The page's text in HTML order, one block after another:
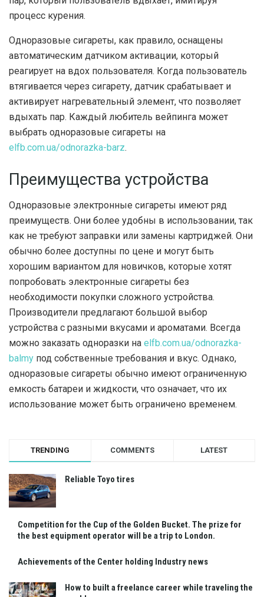
процесс курения.
Одноразовые сигареты, как правило, оснащены
автоматическим датчиком активации, который
реагирует на вдох пользователя. Когда пользователь
втягивается через сигарету, датчик срабатывает и
активирует нагревательный элемент, что позволяет
вдыхать пар. Каждый любитель вейпинга может
выбрать одноразовые сигареты на
elfb.com.ua/odnorazka-barz.
Преимущества устройства
Одноразовые электронные сигареты имеют ряд
преимуществ. Они более удобны в использовании, так
как не требуют заправки или замены картриджей. Они
обычно более доступны по цене и могут быть
хорошим вариантом для новичков, которые хотят
попробовать электронные сигареты без
необходимости покупки сложного устройства.
Производители предлагают большой выбор
устройства с разными вкусами и ароматами. Всегда
можно заказать одноразки на elfb.com.ua/odnorazka-
balmy под собственные требования и вкус. Однако,
одноразовые сигареты обычно имеют ограниченную
емкость батареи и жидкости, что означает, что их
использование может быть ограничено временем.
TRENDING COMMENTS LATEST
Reliable Toyo tires
Competition for the Cup of the Golden Bucket. The prize for
the best equipment operator will be a trip to London.
Achievements of the Center holding Industry news
How to built a freelance career while traveling the